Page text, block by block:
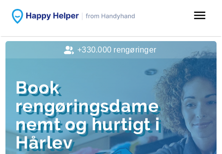
menu
Book
rengøringsdame
nemt og hurtigt i
Hårlev
+330.000 rengøringer